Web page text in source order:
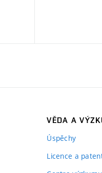
VĚDA A
Úspěchy
Licence a